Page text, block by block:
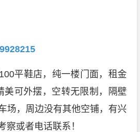
平鞋店，纯一楼门面，租金
美可外摆，空转无限制，隔壁
场，周边没有其他空铺，有兴
察或者电话联系！